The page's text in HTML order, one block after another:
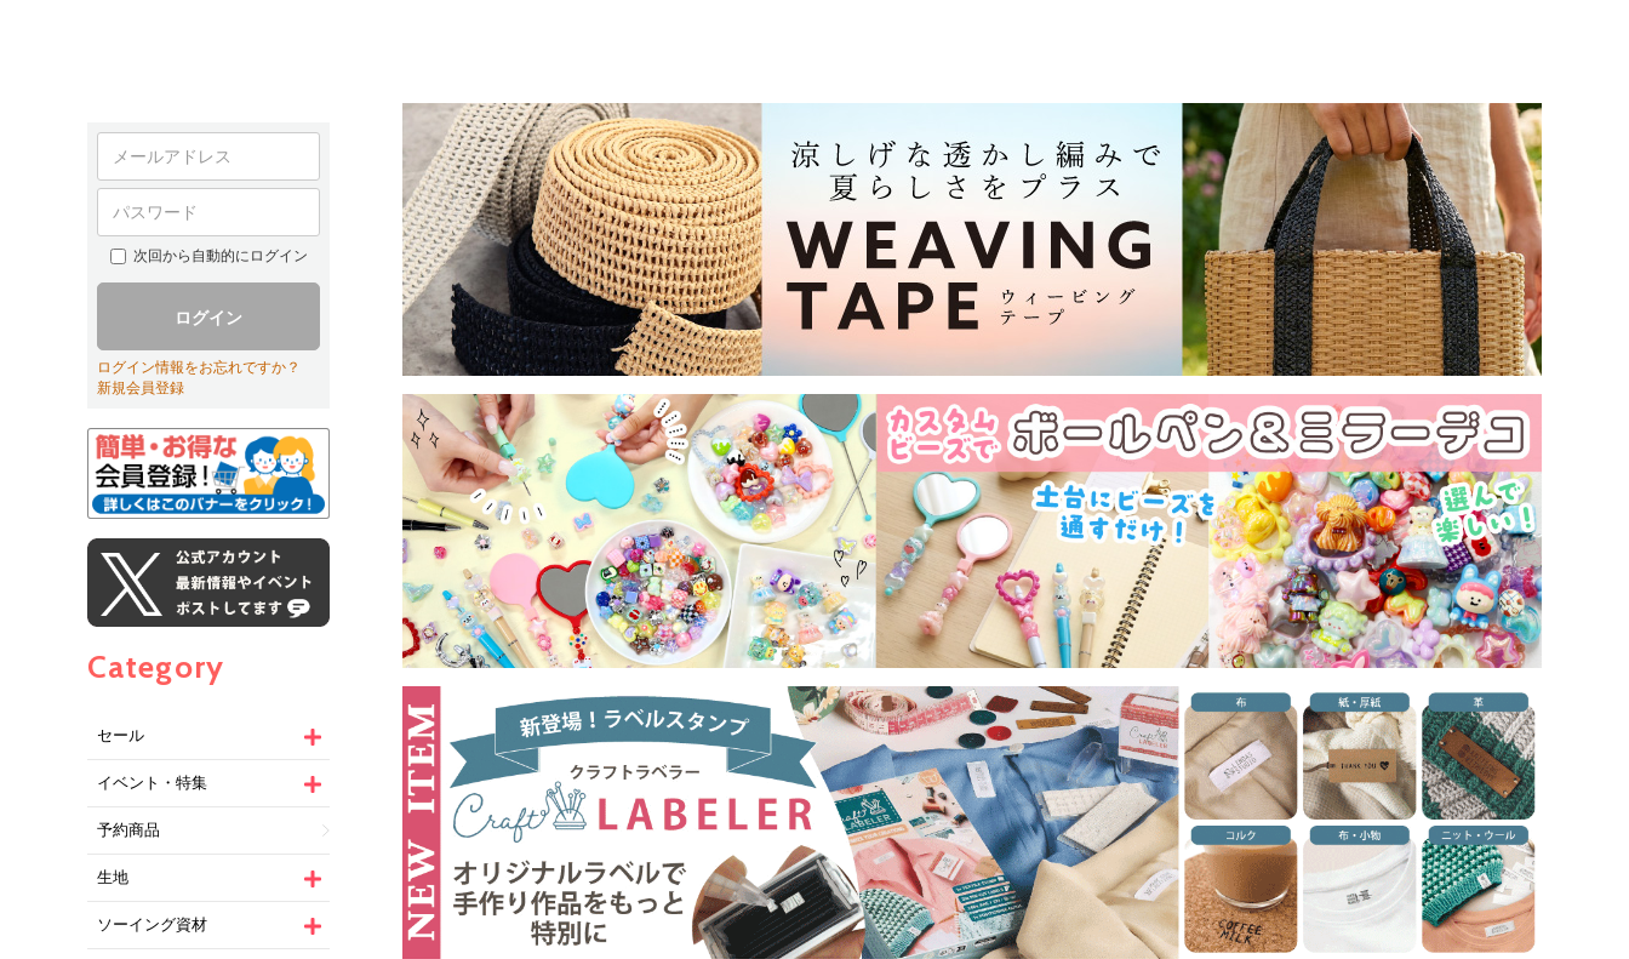
次回から自動的にログイン
ログイン
ログイン情報をお忘れですか？
新規会員登録
Category
セール
イベント・特集
予約商品
生地
ソーイング資材